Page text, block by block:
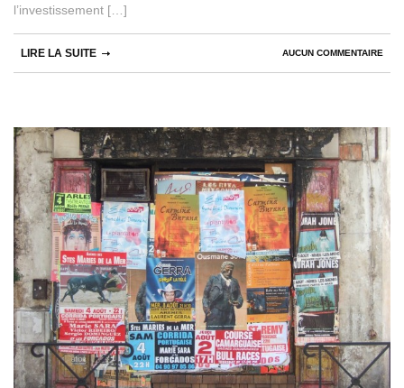
l’investissement […]
AUCUN COMMENTAIRE
LIRE LA SUITE